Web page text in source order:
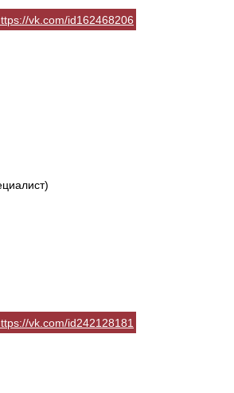
vk.com/id162468206
vk.com/id242128181